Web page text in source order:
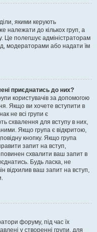
якими керують
належати до кількох груп, а
Це полегшує адміністраторам
модераторами або надати їм
приєднатись до них?
користувачів за допомогою
Якщо ви хочете вступити в
не всі групи є
схвалення для вступу в них,
Якщо група є відкритою,
кнопку. Якщо група
запит на вступ,
повинен схвалити ваш запит в
Будь ласка, не
відхилив ваш запит на вступ,
форуму, під час їх
у створенні групи, для